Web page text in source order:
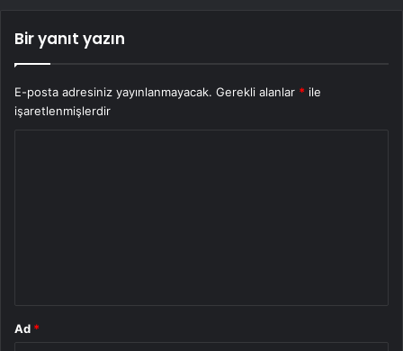
Bir yanıt yazın
E-posta adresiniz yayınlanmayacak. Gerekli alanlar * ile
işaretlenmişlerdir
Ad *